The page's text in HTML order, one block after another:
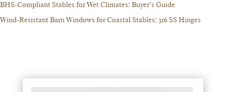
BHS-Compliant Stables for Wet Climates: Buyer’s Guide
Wind-Resistant Barn Windows for Coastal Stables: 316 SS Hinges